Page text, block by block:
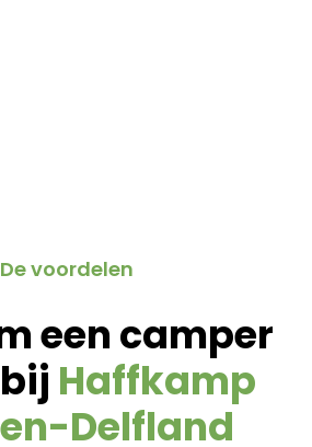
De voordelen
een camper
Haffkamp
Delfland